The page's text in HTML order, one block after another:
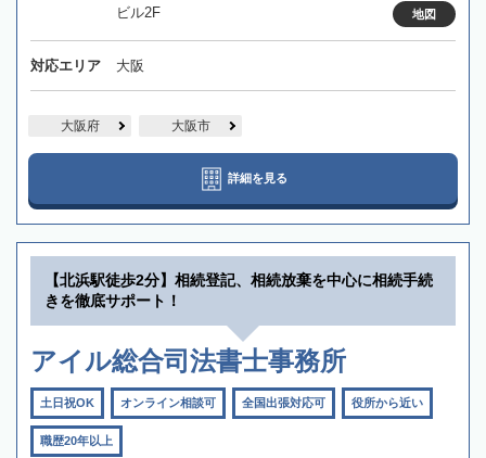
ビル2F 地図
対応エリア 大阪
大阪府 大阪市
詳細を見る
【北浜駅徒歩2分】相続登記、相続放棄を中心に相続手続
きを徹底サポート！
アイル総合司法書士事務所
土日祝OK オンライン相談可 全国出張対応可 役所から近い
職歴20年以上